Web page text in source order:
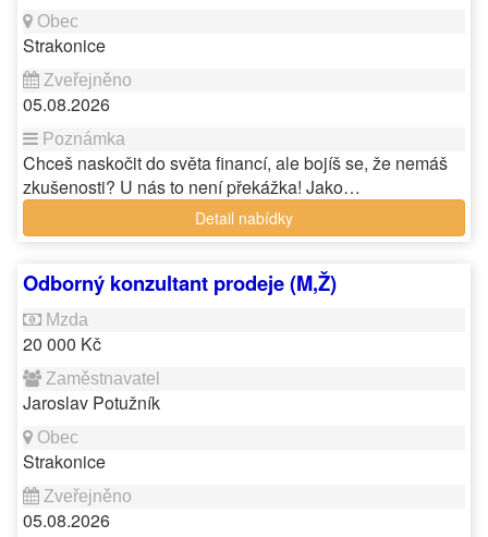
Strakonice
05.08.2026
Chceš naskočit do světa financí, ale bojíš se, že nemáš
zkušenosti? U nás to není překážka! Jako…
Detail nabídky
Odborný konzultant prodeje (M,Ž)
20 000 Kč
Jaroslav Potužník
Strakonice
05.08.2026